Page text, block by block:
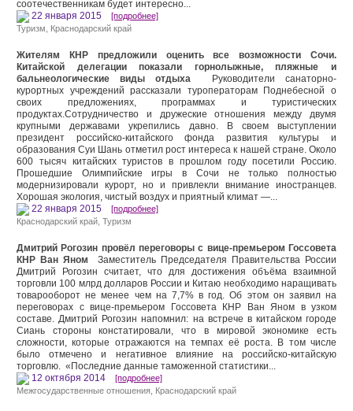
соотечественникам будет интересно...
22 января 2015 [подробнее]
Туризм
Краснодарский край
Жителям КНР предложили оценить все возможности Сочи.
Китайской делегации показали горнолыжные, пляжные и
бальнеологические виды отдыха Руководители санаторно-
курортных учреждений рассказали туроператорам Поднебесной о
своих предложениях, программах и туристических
продуктах.Сотрудничество и дружеские отношения между двумя
крупными державами укрепились давно. В своем выступлении
президент российско-китайского фонда развития культуры и
образования Суи Шань отметил рост интереса к нашей стране. Около
600 тысяч китайских туристов в прошлом году посетили Россию.
Прошедшие Олимпийские игры в Сочи не только полностью
модернизировали курорт, но и привлекли внимание иностранцев.
Хорошая экология, чистый воздух и приятный климат —...
22 января 2015 [подробнее]
Краснодарский край Туризм
Дмитрий Рогозин провёл переговоры с вице-премьером Госсовета
КНР Ван Яном Заместитель Председателя Правительства России
Дмитрий Рогозин считает, что для достижения объёма взаимной
торговли 100 млрд долларов России и Китаю необходимо наращивать
товарооборот не менее чем на 7,7% в год. Об этом он заявил на
переговорах с вице-премьером Госсовета КНР Ван Яном в узком
составе. Дмитрий Рогозин напомнил: на встрече в китайском городе
Сиань стороны констатировали, что в мировой экономике есть
сложности, которые отражаются на темпах её роста. В том числе
было отмечено и негативное влияние на российско-китайскую
торговлю. «Последние данные таможенной статистики...
12 октября 2014 [подробнее]
Межгосударственные отношения Краснодарский край